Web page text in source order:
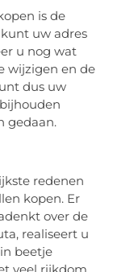
is de
uw adres
u nog wat
wijzigen en de
dus uw
gedaan.
redenen
kopen. Er
over de
realiseert u
beetje